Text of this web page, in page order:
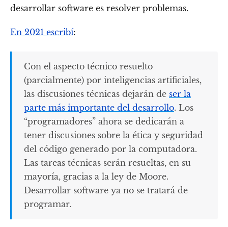
desarrollar software es resolver problemas.
En 2021 escribí:
Con el aspecto técnico resuelto
(parcialmente) por inteligencias artificiales,
las discusiones técnicas dejarán de ser la
parte más importante del desarrollo. Los
“programadores” ahora se dedicarán a
tener discusiones sobre la ética y seguridad
del código generado por la computadora.
Las tareas técnicas serán resueltas, en su
mayoría, gracias a la ley de Moore.
Desarrollar software ya no se tratará de
programar.